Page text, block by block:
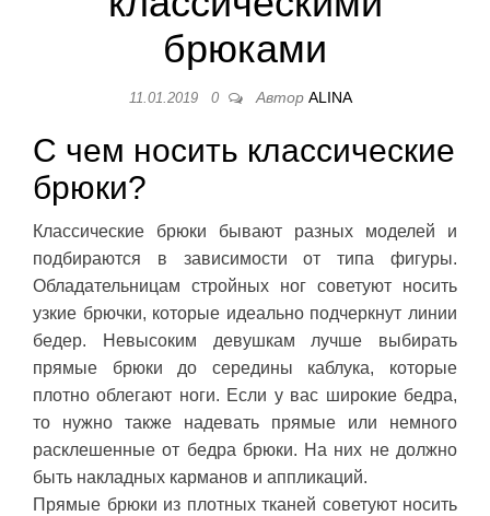
брюками
11.01.2019 0 Автор ALINA
С чем носить классические
брюки?
Классические брюки бывают разных моделей и
подбираются в зависимости от типа фигуры.
Обладательницам стройных ног советуют носить
узкие брючки, которые идеально подчеркнут линии
бедер. Невысоким девушкам лучше выбирать
прямые брюки до середины каблука, которые
плотно облегают ноги. Если у вас широкие бедра,
то нужно также надевать прямые или немного
расклешенные от бедра брюки. На них не должно
быть накладных карманов и аппликаций.
Прямые брюки из плотных тканей советуют носить